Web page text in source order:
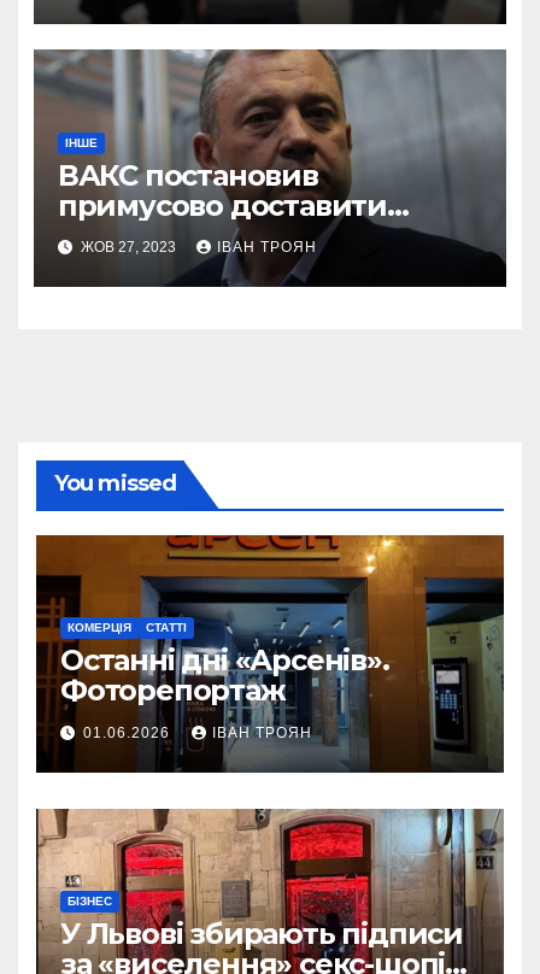
ІНШЕ
ВАКС постановив
примусово доставити
Дубневича до суду
ЖОВ 27, 2023 ІВАН ТРОЯН
You missed
КОМЕРЦІЯ СТАТТІ
Останні дні «Арсенів».
Фоторепортаж
01.06.2026 ІВАН ТРОЯН
БІЗНЕС
У Львові збирають підписи
за «виселення» секс-шопів